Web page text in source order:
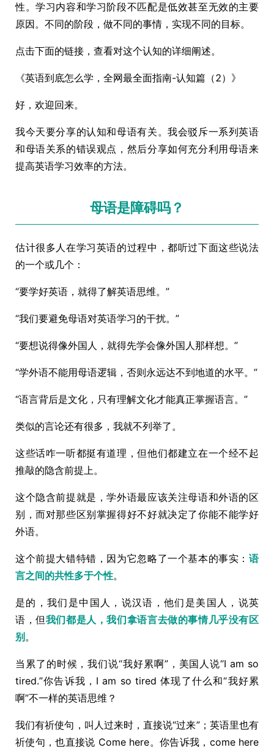
性。学习内容和学习阶段不匹配是低效甚至无效的主要
原因。不同的阶段，做不同的事情，实现不同的目标。
点击下面的链接，查看对这个认知的详细阐述。
《英语到底怎么学，全网最全面指南-认知篇（2）》
好，欢迎回来。
我今天要分享的认知和母语有关。我会驳斥一系列英语
和母语关系的错误观点，然后分享如何充分利用母语来
提高英语学习效率的方法。
母语是障碍吗？
估计很多人在学习英语的过程中，都听过下面这些说法
的一个或几个：
“要学好英语，就得了解英语思维。”
“我们要避免母语对英语学习的干扰。”
“要想说得像外国人，就得先学会像外国人那样想。”
“学外语不能用母语逻辑，否则永远达不到地道的水平。”
“语言背后是文化，只有理解文化才能真正掌握语言。”
类似的言论还有很多，我就不列举了。
这些话咋一听都挺有道理，但他们都建立在一个经不起
推敲的隐含前提上。
这个隐含前提就是，学外语最应该关注母语和外语的区
别，而对那些区别掌握得好不好就决定了你能不能学好
外语。
这个前提大错特错，因为它忽略了一个基本的事实： 语
言之间的共性多于个性。
是的，我们是中国人，说汉语，他们是美国人，说英
语，但我们都是人，我们拿语言去做的事情几乎没有区
别 。
当累了的时候，我们说“我好累啊”，美国人说“I am so
tired.”你告诉我，I am so tired 体现了什么和“我好累
啊”不一样的英语思维？
我们有祈使句，叫人过来时，直接说“过来”；英语里也有
祈使句，也直接说 Come here。你告诉我，come here